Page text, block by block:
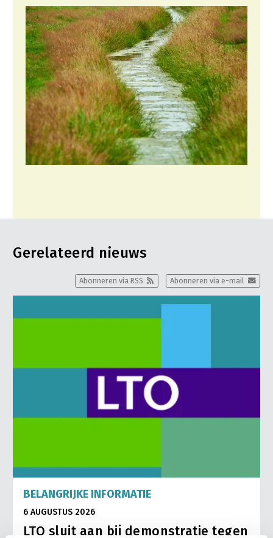
Gerelateerd nieuws
Abonneren via e-mail
Abonneren via RSS
BELANGRIJKE INFORMATIE
6 AUGUSTUS 2026
LTO sluit aan bij demonstratie tegen